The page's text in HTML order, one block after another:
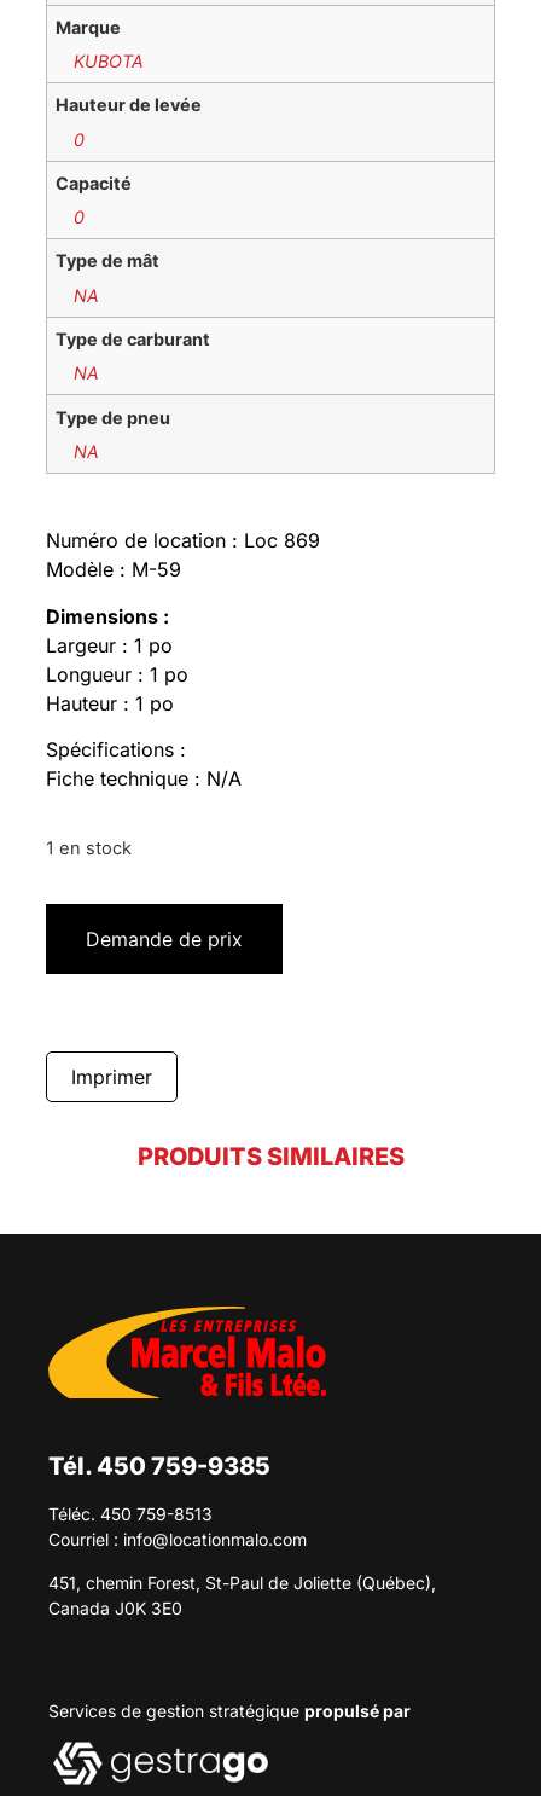
Marque
KUBOTA
Hauteur de levée
0
Capacité
0
Type de mât
NA
Type de carburant
NA
Type de pneu
NA
Numéro de location : Loc 869
Modèle : M-59
Dimensions :
Largeur : 1 po
Longueur : 1 po
Hauteur : 1 po
Spécifications :
Fiche technique : N/A
1 en stock
Demande de prix
Imprimer
PRODUITS SIMILAIRES
Tél. 450 759-9385
Téléc. 450 759-8513
Courriel : info@locationmalo.com
451, chemin Forest, St-Paul de Joliette (Québec),
Canada J0K 3E0
Services de gestion stratégique propulsé par